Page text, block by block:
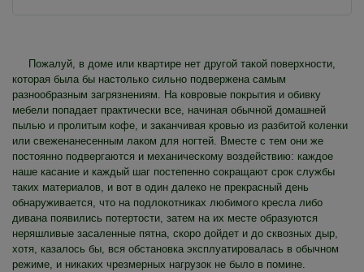
Пожалуй, в доме или квартире нет другой такой поверхности,
которая была бы настолько сильно подвержена самым
разнообразным загрязнениям. На ковровые покрытия и обивку
мебели попадает практически все, начиная обычной домашней
пылью и пролитым кофе, и заканчивая кровью из разбитой коленки
или свеженанесенным лаком для ногтей. Вместе с тем они же
постоянно подвергаются и механическому воздействию: каждое
наше касание и каждый шаг постепенно сокращают срок службы
таких материалов, и вот в один далеко не прекрасный день
обнаруживается, что на подлокотниках любимого кресла либо
дивана появились потертости, затем на их месте образуются
неряшливые засаленные пятна, скоро дойдет и до сквозных дыр,
хотя, казалось бы, вся обстановка эксплуатировалась в обычном
режиме, и никаких чрезмерных нагрузок не было в помине.